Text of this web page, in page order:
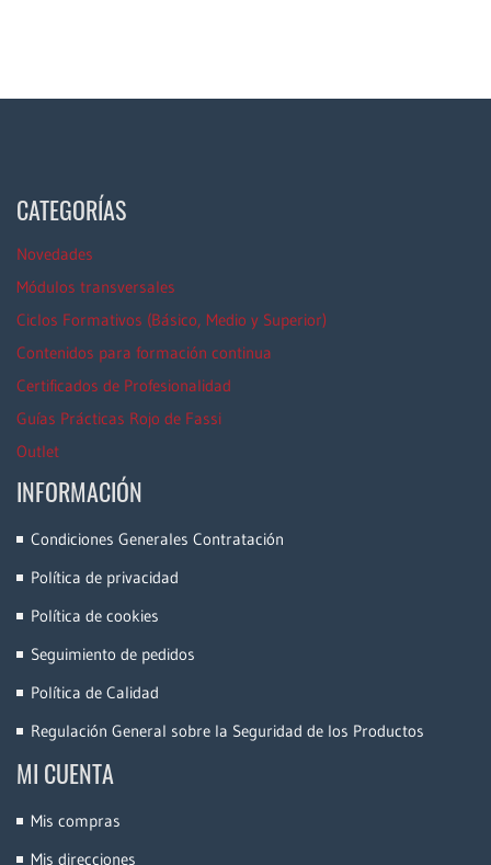
CATEGORÍAS
Novedades
Módulos transversales
Ciclos Formativos (Básico, Medio y Superior)
Contenidos para formación continua
Certificados de Profesionalidad
Guías Prácticas Rojo de Fassi
Outlet
INFORMACIÓN
Condiciones Generales Contratación
Política de privacidad
Política de cookies
Seguimiento de pedidos
Política de Calidad
Regulación General sobre la Seguridad de los Productos
MI CUENTA
Mis compras
Mis direcciones